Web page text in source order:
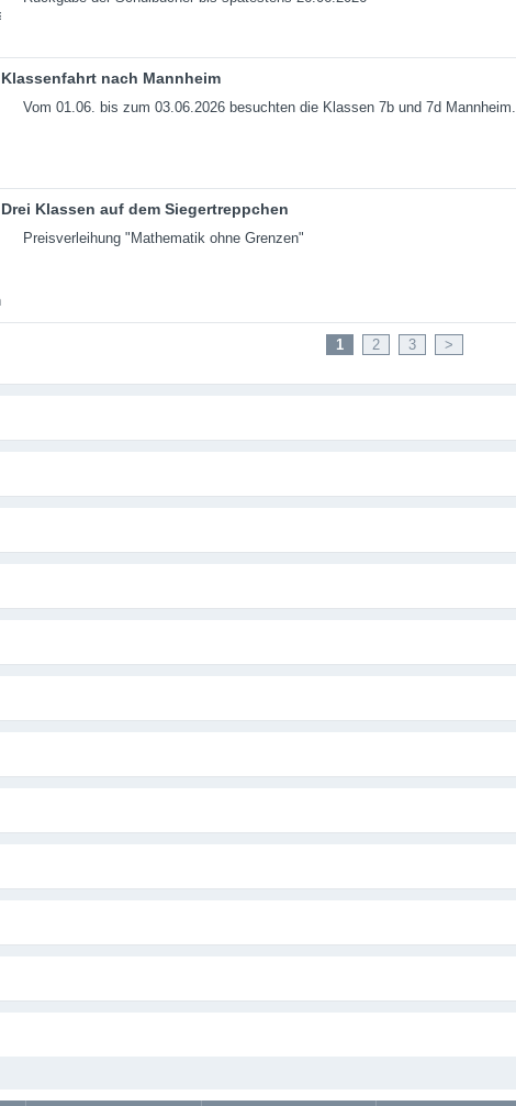
Klassenfahrt nach Mannheim
Vom 01.06. bis zum 03.06.2026 besuchten die Klassen 7b und 7d Mannheim.
Drei Klassen auf dem Siegertreppchen
Preisverleihung "Mathematik ohne Grenzen"
1 2 3 >